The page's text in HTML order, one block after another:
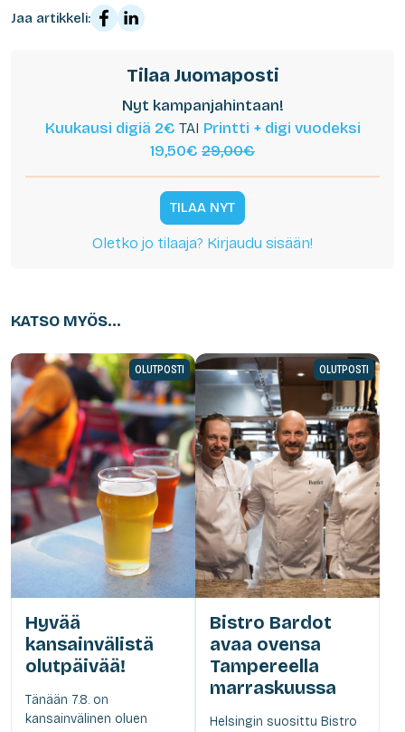
Jaa artikkeli:
Tilaa Juomaposti
Nyt kampanjahintaan!
Kuukausi digiä 2€ TAI Printti + digi vuodeksi
19,50€ 29,00€
TILAA NYT
Oletko jo tilaaja? Kirjaudu sisään!
KATSO MYÖS...
OLUTPOSTI
Hyvää
kansainvälistä
olutpäivää!
Tänään 7.8. on
kansainvälinen oluen
OLUTPOSTI
Bistro Bardot
avaa ovensa
Tampereella
marraskuussa
Helsingin suosittu Bistro